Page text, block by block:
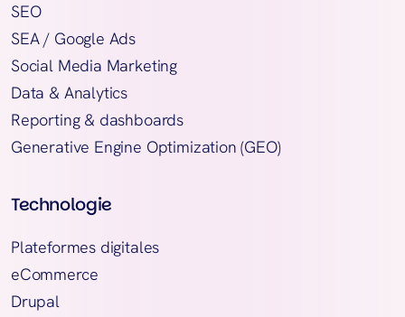
SEO
SEA / Google Ads
Social Media Marketing
Data & Analytics
Reporting & dashboards
Generative Engine Optimization (GEO)
Technologie
Plateformes digitales
eCommerce
Drupal